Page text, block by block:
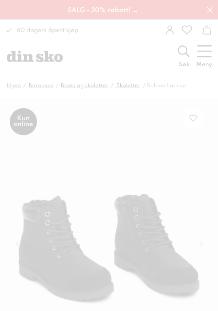
SALG - 30% rabatt! →
60 dagers åpent kjøp
Søk Meny
Hjem Barnesko Boots og skoletter Skoletter Balboa Laceup
Kun
online